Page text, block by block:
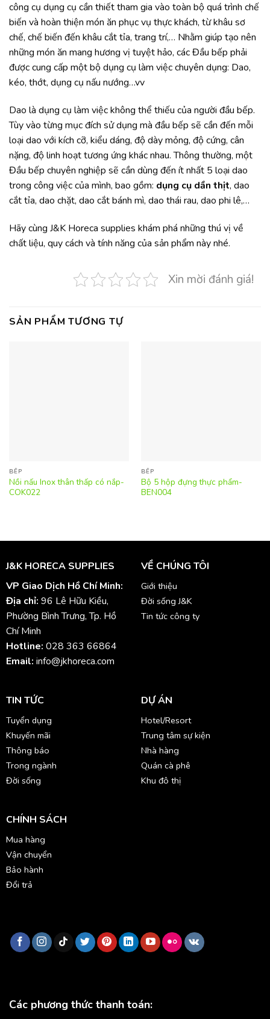
công cụ dụng cụ cần thiết tham gia vào toàn bộ quá trình chế
biến và hoàn thiện món ăn phục vụ thực khách, từ khâu sơ
chế, chế biến đến khâu cắt tỉa, trang trí,… Nhằm giúp tạo nên
những món ăn mang hương vị tuyệt hảo, các Đầu bếp phải
được cung cấp một bộ dụng cụ làm việc chuyên dụng: Dao,
kéo, thớt, dụng cụ nấu nướng…vv
Dao là dụng cụ làm việc không thể thiếu của người đầu bếp.
Tùy vào từng mục đích sử dụng mà đầu bếp sẽ cần đến mỗi
loại dao với kích cỡ, kiểu dáng, độ dày mỏng, độ cứng, cân
nặng, độ linh hoạt tương ứng khác nhau. Thông thường, một
Đầu bếp chuyên nghiệp sẽ cần dùng đến ít nhất 5 loại dao
trong công việc của mình, bao gồm: dụng cụ dần thịt, dao
cắt tỉa, dao chặt, dao cắt bánh mì, dao thái rau, dao phi lê,…
Hãy cùng J&K Horeca supplies khám phá những thú vị về
chất liệu, quy cách và tính năng của sản phẩm này nhé.
Xin mời đánh giá!
SẢN PHẨM TƯƠNG TỰ
BẾP
Nồi nấu Inox thân thấp có nắp-
COK022
BẾP
Bộ 5 hộp đựng thực phẩm-
BEN004
J&K HORECA SUPPLIES
VP Giao Dịch Hồ Chí Minh:
Địa chỉ: 96 Lê Hữu Kiều,
Phường Bình Trưng, Tp. Hồ
Chí Minh
Hotline: 028 363 66864
Email: info@jkhoreca.com
VỀ CHÚNG TÔI
Giới thiệu
Đời sống J&K
Tin tức công ty
TIN TỨC
Tuyển dụng
Khuyến mãi
Thông báo
Trong ngành
Đời sống
DỰ ÁN
Hotel/Resort
Trung tâm sự kiện
Nhà hàng
Quán cà phê
Khu đô thị
CHÍNH SÁCH
Mua hàng
Vận chuyển
Bảo hành
Đổi trả
Các phương thức thanh toán: